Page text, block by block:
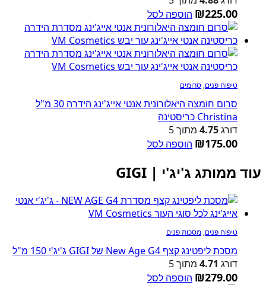
₪225.00 הוספה לסל
טיפוח פנים, סרומים
סרום חומצה היאלורונית אנטי אייג'ינג הידרה 30 מ"ל
Christina כריסטינה
דורג4.75 מתוך 5
₪175.00 הוספה לסל
עוד ממותג ג'יג'י | GIGI
טיפוח פנים, מסכות פנים
מסכת ליפטינג קצף New Age G4 של GIGI ג'יג'י 150 מ"ל
דורג 4.71 מתוך 5
₪279.00 הוספה לסל